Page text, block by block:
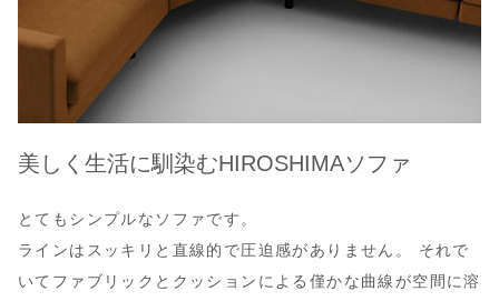
美しく生活に馴染むHIROSHIMAソファ
とてもシンプルなソファです。
ラインはスッキリと直線的で圧迫感がありません。 それで
いてファブリックとクッションによる僅かな曲線が空間に溶